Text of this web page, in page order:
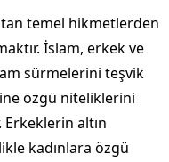
temel hikmetlerden
İslam, erkek ve
sürmelerini teşvik
özgü niteliklerini
altın
kadınlara özgü